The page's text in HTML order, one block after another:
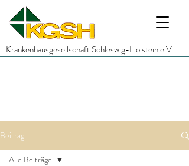
Krankenhausgesellschaft Schleswig-Holstein e.V.
Beitrag
Alle Beiträge